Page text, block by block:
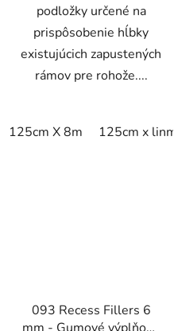
podložky určené na
prispôsobenie hĺbky
existujúcich zapustených
rámov pre rohože....
125cm X 8m 125cm x linm
093 Recess Fillers 6
mm - Gumové výplňové